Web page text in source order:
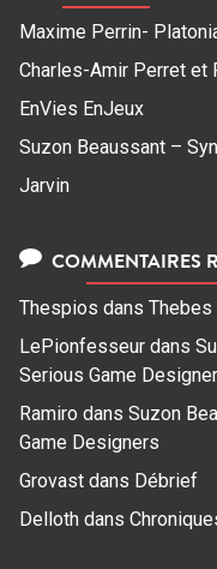
Maxime Perrin-
Charles-Amir Perret et
EnVies EnJeux
Suzon Beaussant –
Jarvin
COMMENTAIRES
Thespios dans
LePionfesseur dans
Serious Game
Ramiro dans Suzon
Game Designers
Grovast dans Débrief
Delloth dans